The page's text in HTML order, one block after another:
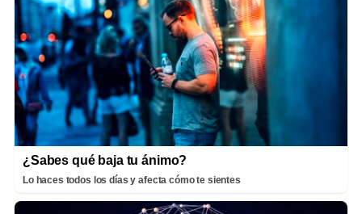
¿Sabes qué baja tu ánimo?
Lo haces todos los días y afecta cómo te sientes